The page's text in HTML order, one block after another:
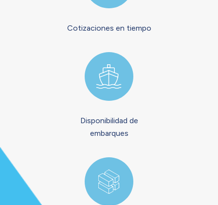
Cotizaciones en tiempo
Disponibilidad de
embarques